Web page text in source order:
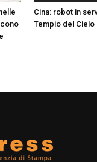
Cina: robot in
Tempio del Cielo